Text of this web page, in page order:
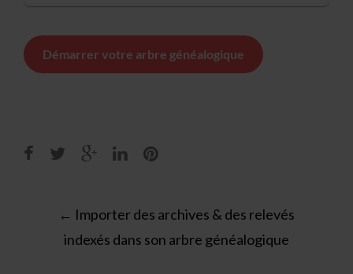
Démarrer votre arbre généalogique
Post
navigation
← Importer des archives & des relevés
indexés dans son arbre généalogique